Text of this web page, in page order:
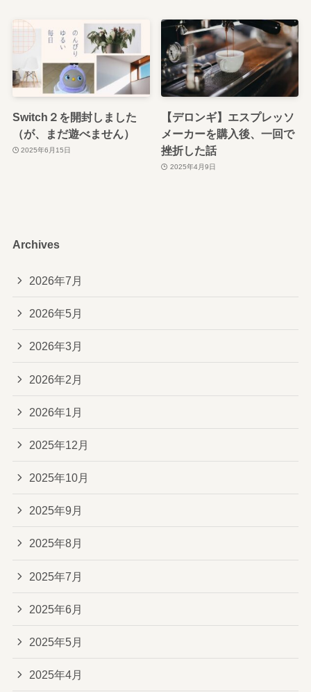
Switch２を開封しました
（が、まだ遊べません）
2025年6月15日
【デロンギ】エスプレッソ
メーカーを購入後、一回で
挫折した話
2025年4月9日
Archives
2026年7月
2026年5月
2026年3月
2026年2月
2026年1月
2025年12月
2025年10月
2025年9月
2025年8月
2025年7月
2025年6月
2025年5月
2025年4月